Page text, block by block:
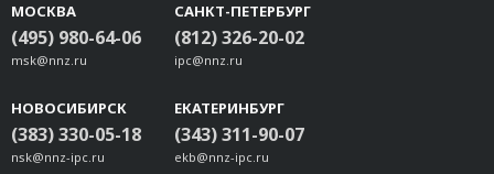
МОСКВА
(495) 980-64-06
msk@nnz.ru
САНКТ-ПЕТЕРБУРГ
(812) 326-20-02
ipc@nnz.ru
НОВОСИБИРСК
(383) 330-05-18
nsk@nnz-ipc.ru
ЕКАТЕРИНБУРГ
(343) 311-90-07
ekb@nnz-ipc.ru